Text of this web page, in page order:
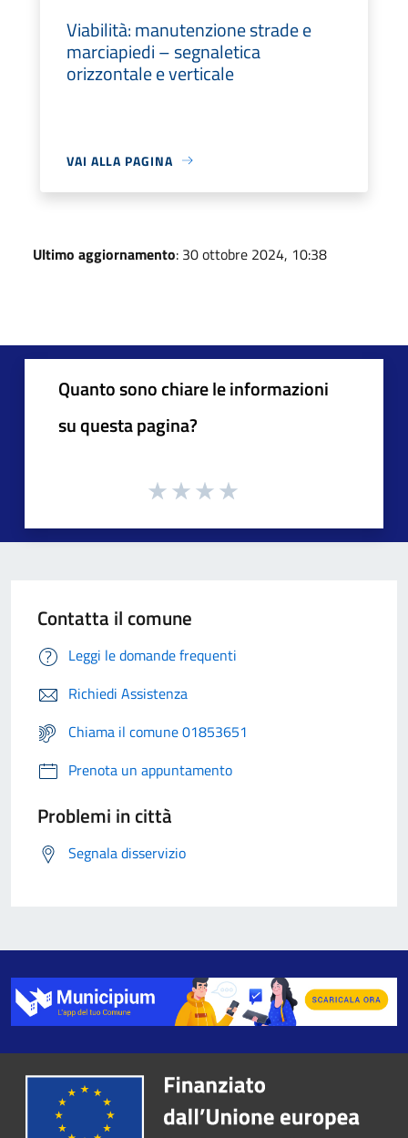
Viabilità: manutenzione strade e
marciapiedi – segnaletica
orizzontale e verticale
VAI ALLA PAGINA
Ultimo aggiornamento: 30 ottobre 2024, 10:38
Quanto sono chiare le informazioni
su questa pagina?
Contatta il comune
Leggi le domande frequenti
Richiedi Assistenza
Chiama il comune 01853651
Prenota un appuntamento
Problemi in città
Segnala disservizio